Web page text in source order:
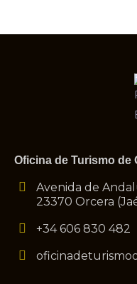
Oficina de Turismo de
Avenida de
23370 Orcera
+34 606 830 482